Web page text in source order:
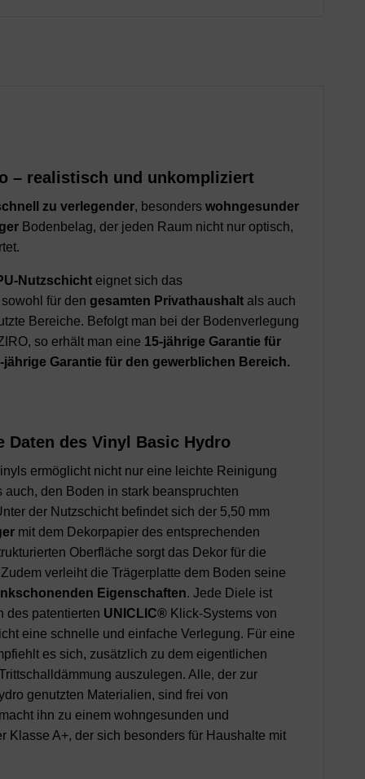
– realistisch und unkompliziert
zu verlegender, besonders wohngesunder
Bodenbelag, der jeden Raum nicht nur optisch,
Nutzschicht eignet sich das
für den gesamten Privathaushalt als auch
Bereiche. Befolgt man bei der Bodenverlegung
so erhält man eine 15-jährige Garantie für
jährige Garantie für den gewerblichen Bereich.
Daten des Vinyl Basic Hydro
ermöglicht nicht nur eine leichte Reinigung
den Boden in stark beanspruchten
der Nutzschicht befindet sich der 5,50 mm
mit dem Dekorpapier des entsprechenden
Oberfläche sorgt das Dekor für die
verleiht die Trägerplatte dem Boden seine
Eigenschaften. Jede Diele ist
des patentierten UNICLIC® Klick-Systems von
eine schnelle und einfache Verlegung. Für eine
es sich, zusätzlich zu dem eigentlichen
auszulegen. Alle, der zur
genutzten Materialien, sind frei von
ihn zu einem wohngesunden und
Klasse A+, der sich besonders für Haushalte mit